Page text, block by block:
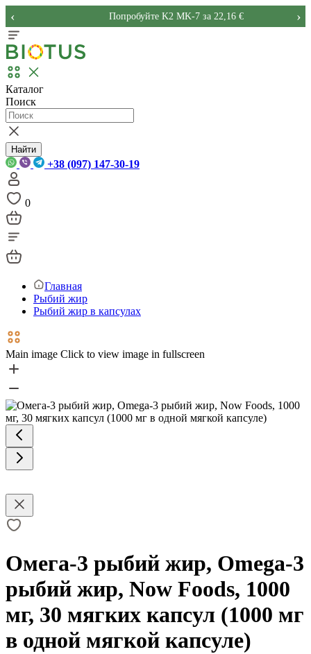
Попробуйте K2 MK-7 за 22,16 €
‹ ›
Каталог
Поиск
Найти
+38 (097) 147-30-19
0
Главная
Рыбий жир
Рыбий жир в капсулах
Main image Click to view image in fullscreen
Омега-3 рыбий жир, Omega-3
рыбий жир, Now Foods, 1000
мг, 30 мягких капсул (1000 мг
в одной мягкой капсуле)